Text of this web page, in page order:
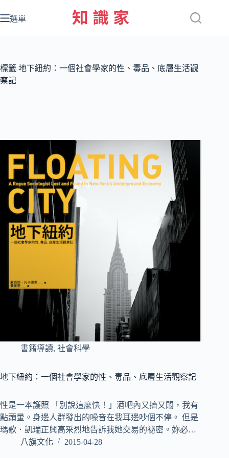
至
容
選單
標籤 地下紐約：一個社會學家的性、毒品、底層生活觀
察記
書籍導讀, 社會科學
地下紐約：一個社會學家的性、毒品、底層生活觀察記
性是一本護照 「別說這麼快！」酒吧內又擠又悶，我有
點頭暈。身邊人群發出的噪音在我耳邊吵個不停。 但是
瑪歌．凱瑞正興高采烈地告訴我她交易的祕密。妳必…
八旗文化
2015-04-28